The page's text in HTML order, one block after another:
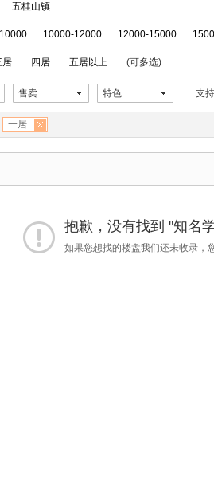
五桂山镇
10000-12000 12000-15000
居 四居 五居以上 (可多选)
售卖 特色 支
一居
抱歉，没有找到 "知名
如果您想找的楼盘我们还未收录，